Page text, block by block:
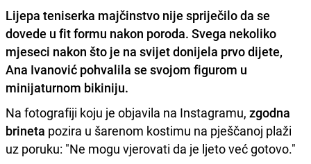
Lijepa teniserka majčinstvo nije spriječilo da se
dovede u fit formu nakon poroda. Svega nekoliko
mjeseci nakon što je na svijet donijela prvo dijete,
Ana Ivanović pohvalila se svojom figurom u
minijaturnom bikiniju.
Na fotografiji koju je objavila na Instagramu, zgodna
brineta pozira u šarenom kostimu na pješčanoj plaži
uz poruku: "Ne mogu vjerovati da je ljeto već gotovo."